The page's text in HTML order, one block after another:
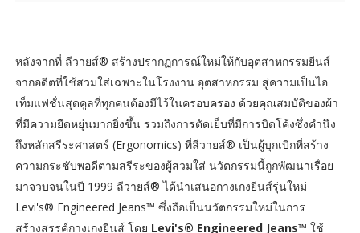
หลังจากที่ ลีวายส์® สร้างปรากฏการณ์ใหม่ให้กับอุตสาหกรรมยีนส์
จากอดีตที่ใช้สวมใส่เฉพาะในโรงงาน อุตสาหกรรม สู่ความเป็นไอ
เท็มแฟชั่นสุดคูลที่ทุกคนต้องมีไว้ในครอบครอง ด้วยคุณสมบัติของผ้า
ที่มีความยืดหยุ่นมากยิ่งขึ้น รวมถึงการตัดเย็บที่มีการบิดโค้งซึ่งคำนึง
ถึงหลักสรีระศาสตร์ (Ergonomics) ที่ลีวายส์® เป็นผู้บุกเบิกที่สร้าง
ความกระชับพอดีตามสรีระของผู้สวมใส่ นวัตกรรมนี้ถูกพัฒนาเรื่อย
มาจวบจนในปี 1999 ลีวายส์® ได้นำเสนอกางเกงยีนส์รุ่นใหม่
Levi's® Engineered Jeans™ ซึ่งถือเป็นนวัตกรรมใหม่ในการ
สร้างสรรค์กางเกงยีนส์ โดย Levi's® Engineered Jeans™ ใช้